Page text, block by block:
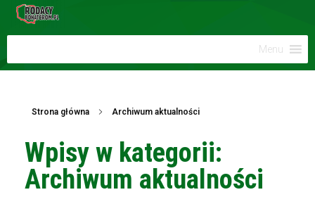
Menu
Strona główna Archiwum aktualności
Wpisy w kategorii:
Archiwum aktualności